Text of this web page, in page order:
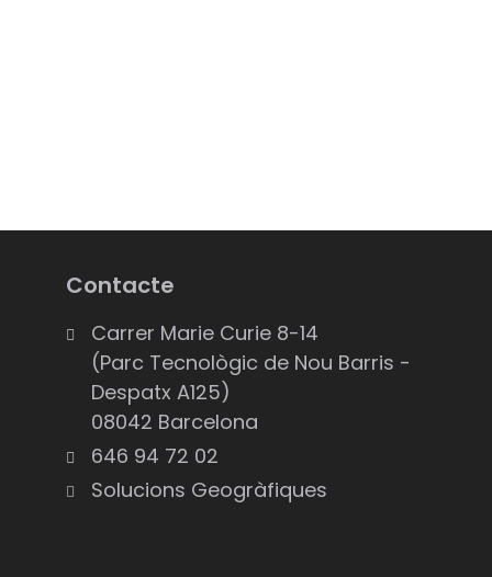
Contacte
Carrer Marie Curie 8-14
(Parc Tecnològic de Nou Barris -
Despatx A125)
08042 Barcelona
646 94 72 02
Solucions Geogràfiques